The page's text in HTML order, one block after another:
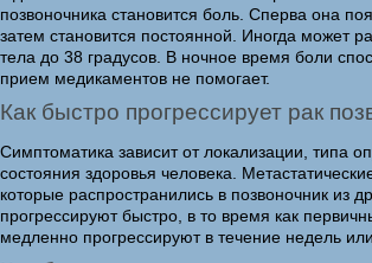
позвоночника становится боль. Сперва она
затем становится постоянной. Иногда может
тела до 38 градусов. В ночное время боли
прием медикаментов не помогает.
Как быстро прогрессирует рак
Симптоматика зависит от локализации, типа
состояния здоровья человека.
которые распространились в позвоночник из
прогрессируют быстро, в то время как
медленно прогрессируют в течение недель или